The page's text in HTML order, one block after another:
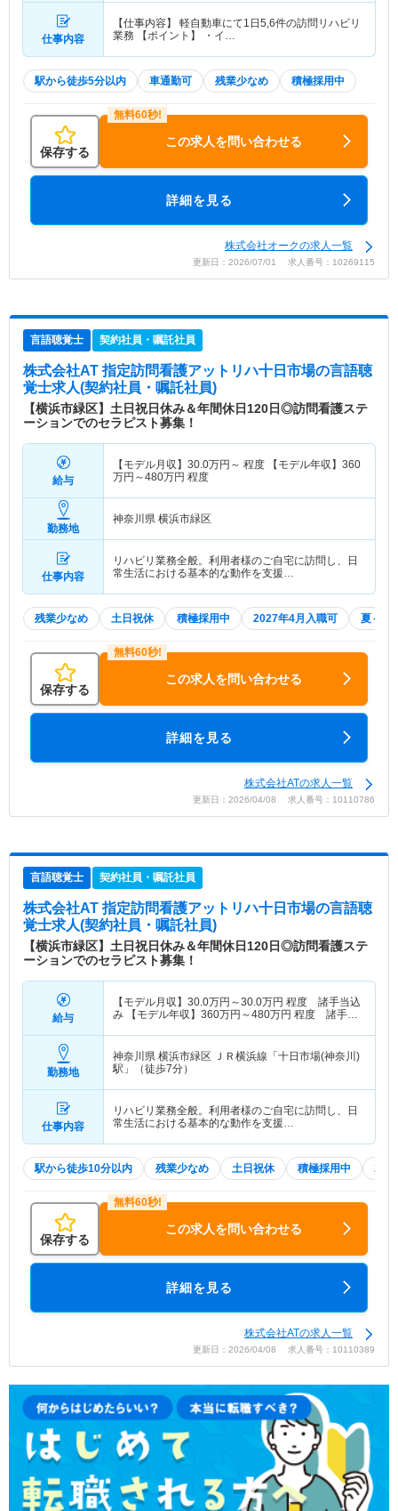
仕事内容
【仕事内容】 軽自動車にて1日5,6件の訪問リハビリ
業務 【ポイント】 ・イ…
駅から徒歩5分以内 車通勤可 残業少なめ 積極採用中
保存する
この求人を問い合わせる
詳細を見る
株式会社オークの求人一覧
更新日：2026/07/01 求人番号：10269115
言語聴覚士 契約社員・嘱託社員
株式会社AT 指定訪問看護アットリハ十日市場の言語聴
覚士求人(契約社員・嘱託社員)
【横浜市緑区】土日祝日休み＆年間休日120日◎訪問看護ステ
ーションでのセラピスト募集！
給与
【モデル月収】 30.0万円～ 程度 【モデル年収】 360
万円～480万円 程度
勤務地
神奈川県 横浜市緑区
仕事内容
リハビリ業務全般。利用者様のご自宅に訪問し、日
常生活における基本的な動作を支援…
残業少なめ 土日祝休 積極採用中 2027年4月入職可 夏～秋
保存する
この求人を問い合わせる
詳細を見る
株式会社ATの求人一覧
更新日：2026/04/08 求人番号：10110786
言語聴覚士 契約社員・嘱託社員
株式会社AT 指定訪問看護アットリハ十日市場の言語聴
覚士求人(契約社員・嘱託社員)
【横浜市緑区】土日祝日休み＆年間休日120日◎訪問看護ステ
ーションでのセラピスト募集！
給与
【モデル月収】 30.0万円～30.0万円 程度 諸手当込
み 【モデル年収】 360万円～480万円 程度 諸手当
勤務地
神奈川県 横浜市緑区 ＪＲ横浜線「十日市場(神奈川)
駅」（徒歩7分）
仕事内容
リハビリ業務全般。利用者様のご自宅に訪問し、日
常生活における基本的な動作を支援…
駅から徒歩10分以内 残業少なめ 土日祝休 積極採用中
保存する
この求人を問い合わせる
詳細を見る
株式会社ATの求人一覧
更新日：2026/04/08 求人番号：10110389